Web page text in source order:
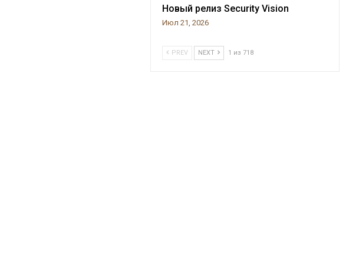
Новый релиз Security Vision
Июл 21, 2026
PREV NEXT 1 из 718